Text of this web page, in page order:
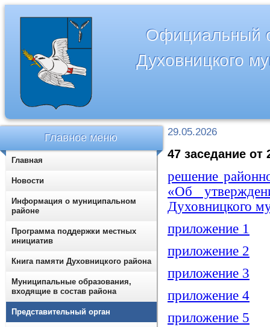
Официальный
Духовницкого
29.05.2026
47 заседание от
решение
«Об
Духовницкого
приложение 1
приложение 2
приложение 3
приложение 4
приложение 5
Главное меню
Главная
Новости
Информация о муниципальном
районе
Программа поддержки местных
инициатив
Книга памяти Духовницкого района
Муниципальные образования,
входящие в состав района
Представительный орган